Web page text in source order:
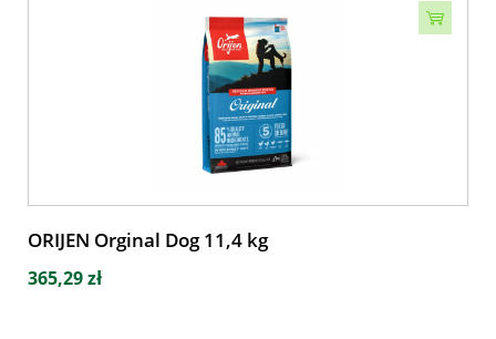
ORIJEN Orginal Dog 11,4 kg
365,29 zł